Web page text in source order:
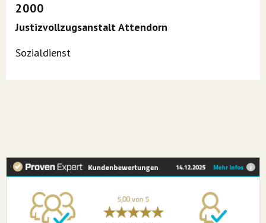
2000
Justizvollzugsanstalt Attendorn
Sozialdienst